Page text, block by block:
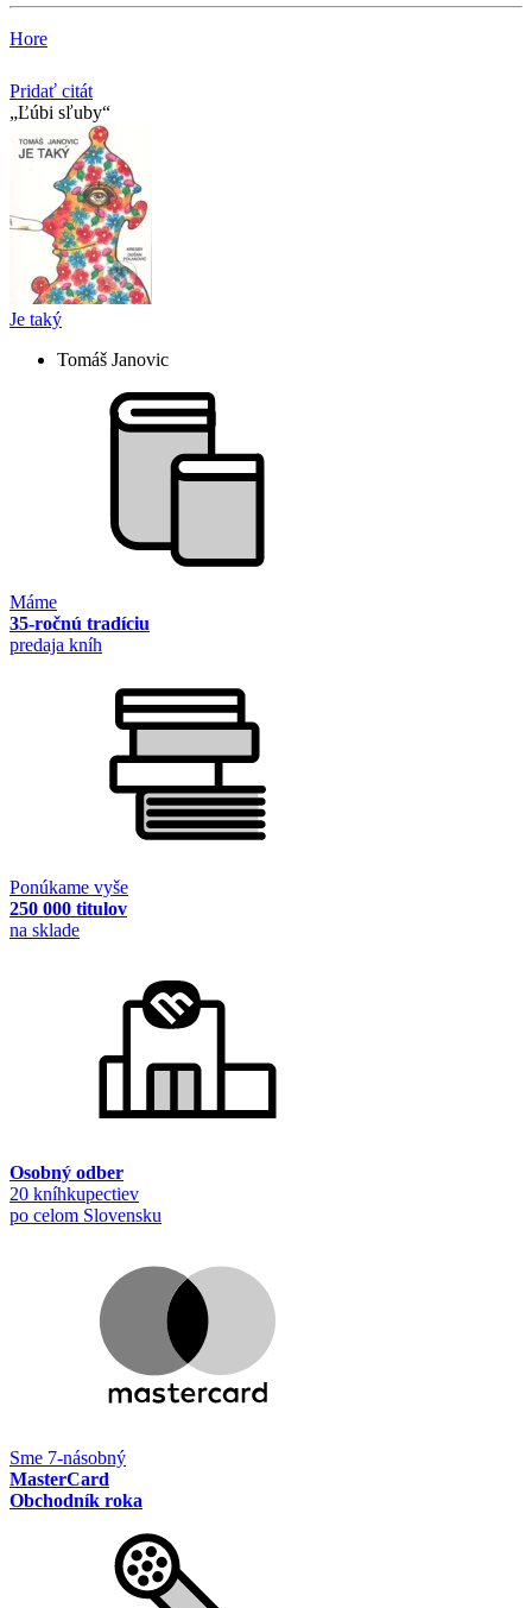
Hore
Pridať citát
Ľúbi sľuby
Je taký
Tomáš Janovic
Máme
35-ročnú tradíciu
predaja kníh
Ponúkame vyše
250 000 titulov
na sklade
Osobný odber
20 kníhkupectiev
po celom Slovensku
Sme 7-násobný
MasterCard
Obchodník roka